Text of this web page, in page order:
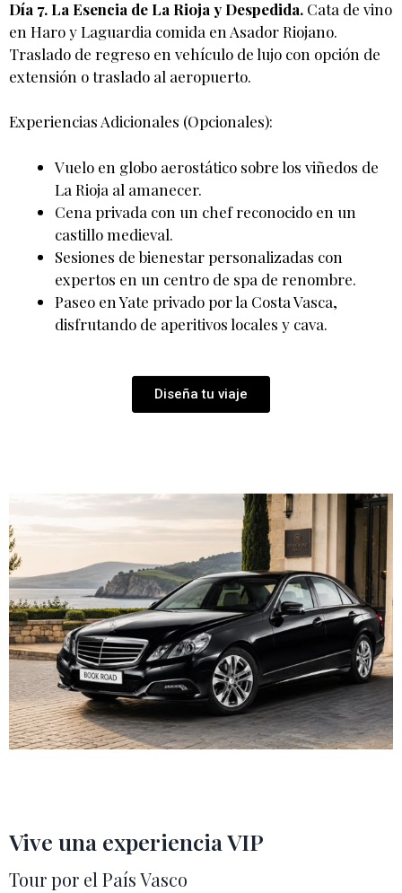
Día 7. La Esencia de La Rioja y Despedida. Cata de vino
en Haro y Laguardia comida en Asador Riojano.
Traslado de regreso en vehículo de lujo con opción de
extensión o traslado al aeropuerto.
Experiencias Adicionales (Opcionales):
Vuelo en globo aerostático sobre los viñedos de
La Rioja al amanecer.
Cena privada con un chef reconocido en un
castillo medieval.
Sesiones de bienestar personalizadas con
expertos en un centro de spa de renombre.
Paseo en Yate privado por la Costa Vasca,
disfrutando de aperitivos locales y cava.
Diseña tu viaje
Vive una experiencia VIP
Tour por el País Vasco